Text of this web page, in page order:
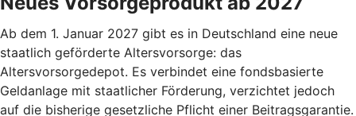
Ab dem 1. Januar 2027 gibt es in Deutschland eine neue
staatlich geförderte Altersvorsorge: das
Altersvorsorgedepot. Es verbindet eine fondsbasierte
Geldanlage mit staatlicher Förderung, verzichtet jedoch
auf die bisherige gesetzliche Pflicht einer Beitragsgarantie.